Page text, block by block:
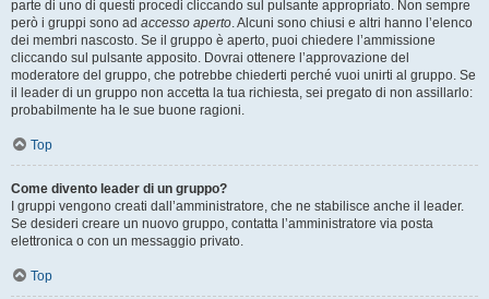
parte di uno di questi procedi cliccando sul pulsante appropriato. Non sempre
però i gruppi sono ad accesso aperto. Alcuni sono chiusi e altri hanno l’elenco
dei membri nascosto. Se il gruppo è aperto, puoi chiedere l’ammissione
cliccando sul pulsante apposito. Dovrai ottenere l’approvazione del
moderatore del gruppo, che potrebbe chiederti perché vuoi unirti al gruppo. Se
il leader di un gruppo non accetta la tua richiesta, sei pregato di non assillarlo:
probabilmente ha le sue buone ragioni.
Top
Come divento leader di un gruppo?
I gruppi vengono creati dall’amministratore, che ne stabilisce anche il leader.
Se desideri creare un nuovo gruppo, contatta l’amministratore via posta
elettronica o con un messaggio privato.
Top